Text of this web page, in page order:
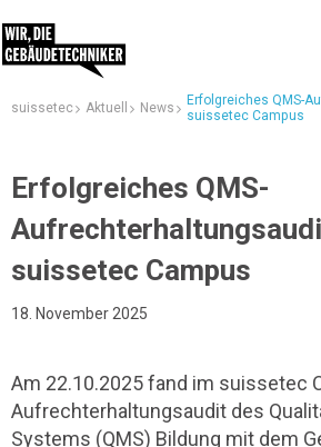
suissetec Aktuell News
Erfolgreiches QMS-
suissetec Campus
Erfolgreiches QMS-
suissetec Campus
18. November 2025
Am 22.10.2025 fand im suissetec
Aufrechterhaltungsaudit des
Systems (QMS) Bildung mit dem